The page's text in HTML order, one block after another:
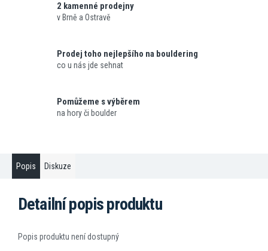
2 kamenné prodejny
v Brně a Ostravě
Prodej toho nejlepšího na bouldering
co u nás jde sehnat
Pomůžeme s výběrem
na hory či boulder
Popis Diskuze
Detailní popis produktu
Popis produktu není dostupný